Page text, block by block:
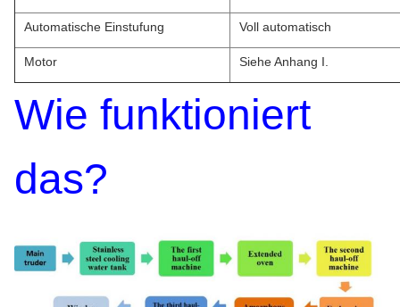
Automatische Einstufung Voll automatisch
Motor Siehe Anhang I.
Wie funktioniert
das?